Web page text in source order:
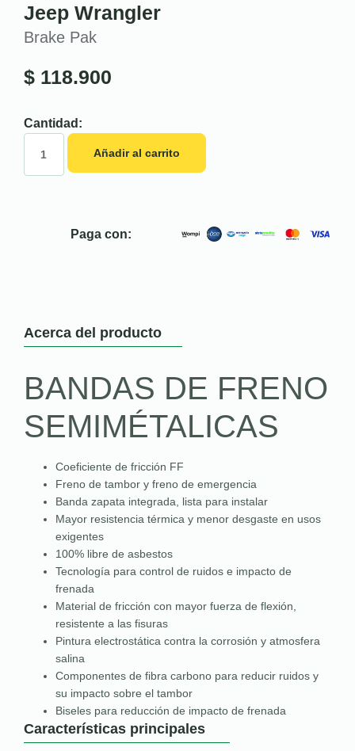
Jeep Wrangler
Brake Pak
$ 118.900
Cantidad:
Añadir al carrito
Paga con:
Acerca del producto
BANDAS DE FRENO
SEMIMÉTALICAS
Coeficiente de fricción FF
Freno de tambor y freno de emergencia
Banda zapata integrada, lista para instalar
Mayor resistencia térmica y menor desgaste en usos
exigentes
100% libre de asbestos
Tecnología para control de ruidos e impacto de
frenada
Material de fricción con mayor fuerza de flexión,
resistente a las fisuras
Pintura electrostática contra la corrosión y atmosfera
salina
Componentes de fibra carbono para reducir ruidos y
su impacto sobre el tambor
Biseles para reducción de impacto de frenada
Características principales